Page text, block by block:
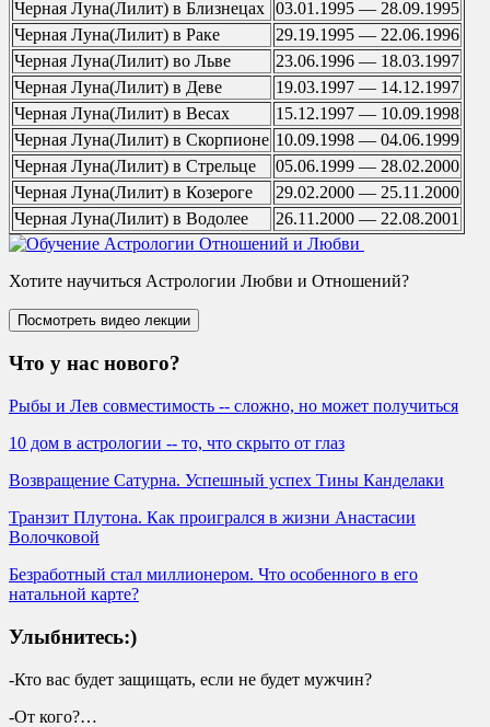
Черная Луна(Лилит) в Близнецах 03.01.1995 — 28.09.1995
Черная Луна(Лилит) в Раке
29.19.1995 — 22.06.1996
Черная Луна(Лилит) во Льве
23.06.1996 — 18.03.1997
Черная Луна(Лилит) в Деве
19.03.1997 — 14.12.1997
Черная Луна(Лилит) в Весах
15.12.1997 — 10.09.1998
Черная Луна(Лилит) в Скорпионе 10.09.1998 — 04.06.1999
Черная Луна(Лилит) в Стрельце
05.06.1999 — 28.02.2000
Черная Луна(Лилит) в Козероге
29.02.2000 — 25.11.2000
Черная Луна(Лилит) в Водолее
26.11.2000 — 22.08.2001
Хотите научиться Астрологии Любви и Отношений?
Что у нас нового?
Рыбы и Лев совместимость -- сложно, но может получиться
10 дом в астрологии -- то, что скрыто от глаз
Возвращение Сатурна. Успешный успех Тины Канделаки
Транзит Плутона. Как проигрался в жизни Анастасии
Волочковой
Безработный стал миллионером. Что особенного в его
натальной карте?
Улыбнитесь:)
-Кто вас будет защищать, если не будет мужчин?
-От кого?…